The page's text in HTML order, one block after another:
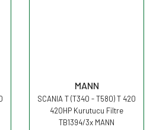
MANN
SCANIA T (T340 - T580) T 420
420HP Kurutucu Filtre
TB1394/3x MANN